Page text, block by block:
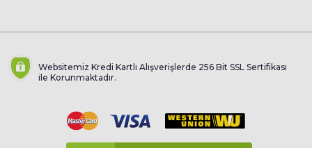
Websitemiz Kredi Kartlı Alışverişlerde 256 Bit SSL Sertifikası
ile Korunmaktadır.